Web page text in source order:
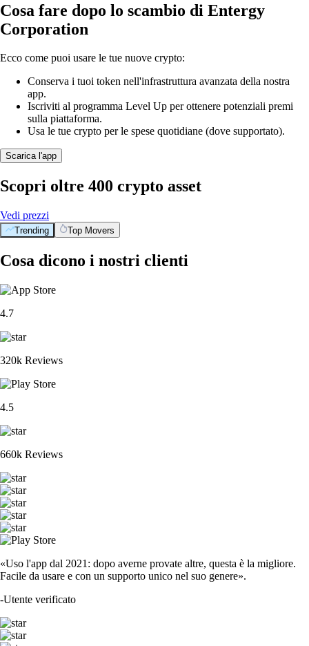
Cosa fare dopo lo scambio di Entergy
Corporation
Ecco come puoi usare le tue nuove crypto:
Conserva i tuoi token nell'infrastruttura avanzata della nostra
app.
Iscriviti al programma Level Up per ottenere potenziali premi
sulla piattaforma.
Usa le tue crypto per le spese quotidiane (dove supportato).
Scarica l'app
Scopri oltre 400 crypto asset
Vedi prezzi
Trending Top Movers
Cosa dicono i nostri clienti
4.7
320k Reviews
4.5
660k Reviews
«Uso l'app dal 2021: dopo averne provate altre, questa è la migliore.
Facile da usare e con un supporto unico nel suo genere».
-Utente verificato